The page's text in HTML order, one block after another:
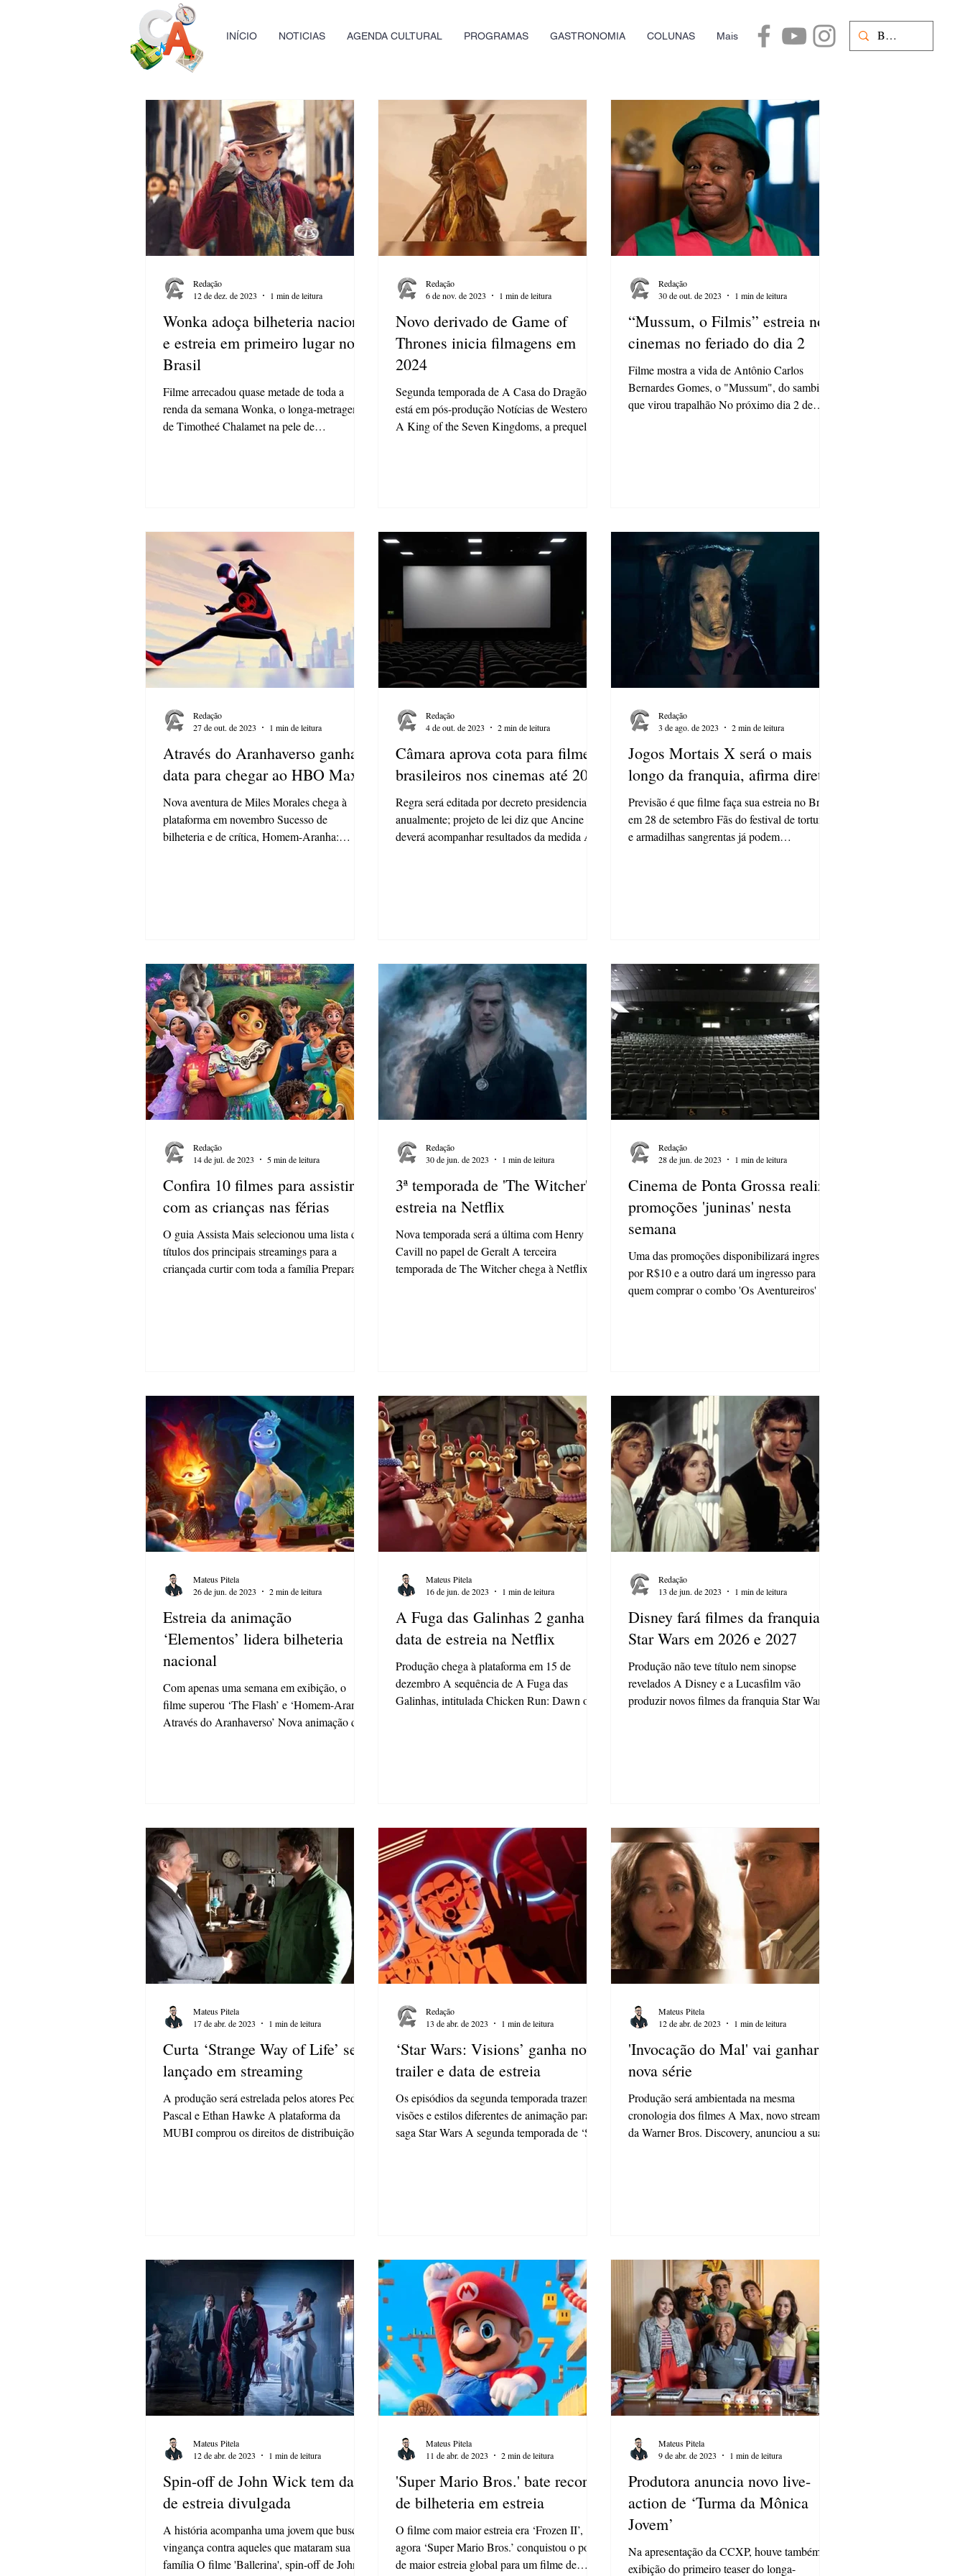
INÍCIO NOTICIAS AGENDA CULTURAL PROGRAMAS GASTRONOMIA COLUNAS Mais
Wonka adoça bilheteria nacional
e estreia em primeiro lugar no
Brasil
Filme arrecadou quase metade de toda a
renda da semana Wonka, o longa-metragem
de Timotheé Chalamet na pele de
Redação
12 de dez. de 2023
1 min de leitura
Novo derivado de Game of
Thrones inicia filmagens em
2024
Segunda temporada de A Casa do Dragão já
está em pós-produção Notícias de Westeros!
A King of the Seven Kingdoms, a prequel de
Redação
6 de nov. de 2023
1 min de leitura
“Mussum, o Filmis” estreia nos
cinemas no feriado do dia 2
Filme mostra a vida de Antônio Carlos
Bernardes Gomes, o "Mussum", do sambista
que virou trapalhão No próximo dia 2 de
Redação
30 de out. de 2023
1 min de leitura
Através do Aranhaverso ganha
data para chegar ao HBO Max
Nova aventura de Miles Morales chega à
plataforma em novembro Sucesso de
bilheteria e de crítica, Homem-Aranha:
Redação
27 de out. de 2023
1 min de leitura
Câmara aprova cota para filmes
brasileiros nos cinemas até 2033
Regra será editada por decreto presidencial
anualmente; projeto de lei diz que Ancine
deverá acompanhar resultados da medida A
Redação
4 de out. de 2023
2 min de leitura
Jogos Mortais X será o mais
longo da franquia, afirma diretor
Previsão é que filme faça sua estreia no Brasil
em 28 de setembro Fãs do festival de torturas
e armadilhas sangrentas já podem
Redação
3 de ago. de 2023
2 min de leitura
Confira 10 filmes para assistir
com as crianças nas férias
O guia Assista Mais selecionou uma lista de
títulos dos principais streamings para a
criançada curtir com toda a família Prepara a
Redação
14 de jul. de 2023
5 min de leitura
3ª temporada de 'The Witcher'
estreia na Netflix
Nova temporada será a última com Henry
Cavill no papel de Geralt A terceira
temporada de The Witcher chega à Netflix
Redação
30 de jun. de 2023
1 min de leitura
Cinema de Ponta Grossa realiza
promoções 'juninas' nesta
semana
Uma das promoções disponibilizará ingressos
por R$10 e a outro dará um ingresso para
quem comprar o combo 'Os Aventureiros' O...
Redação
28 de jun. de 2023
1 min de leitura
Estreia da animação
‘Elementos’ lidera bilheteria
nacional
Com apenas uma semana em exibição, o
filme superou ‘The Flash’ e ‘Homem-Aranha:
Através do Aranhaverso’ Nova animação da
Mateus Pitela
26 de jun. de 2023
2 min de leitura
A Fuga das Galinhas 2 ganha
data de estreia na Netflix
Produção chega à plataforma em 15 de
dezembro A sequência de A Fuga das
Galinhas, intitulada Chicken Run: Dawn of
Mateus Pitela
16 de jun. de 2023
1 min de leitura
Disney fará filmes da franquia
Star Wars em 2026 e 2027
Produção não teve título nem sinopse
revelados A Disney e a Lucasfilm vão
produzir novos filmes da franquia Star Wars.
Redação
13 de jun. de 2023
1 min de leitura
Curta ‘Strange Way of Life’ será
lançado em streaming
A produção será estrelada pelos atores Pedro
Pascal e Ethan Hawke A plataforma da
MUBI comprou os direitos de distribuição do
Mateus Pitela
17 de abr. de 2023
1 min de leitura
‘Star Wars: Visions’ ganha novo
trailer e data de estreia
Os episódios da segunda temporada trazem
visões e estilos diferentes de animação para a
saga Star Wars A segunda temporada de ‘Star
Redação
13 de abr. de 2023
1 min de leitura
'Invocação do Mal' vai ganhar
nova série
Produção será ambientada na mesma
cronologia dos filmes A Max, novo streaming
da Warner Bros. Discovery, anunciou a sua
Mateus Pitela
12 de abr. de 2023
1 min de leitura
Spin-off de John Wick tem data
de estreia divulgada
A história acompanha uma jovem que busca
vingança contra aqueles que mataram sua
família O filme 'Ballerina', spin-off de John
Mateus Pitela
12 de abr. de 2023
1 min de leitura
'Super Mario Bros.' bate recorde
de bilheteria em estreia
O filme com maior estreia era ‘Frozen II’,
agora ‘Super Mario Bros.’ conquistou o posto
de maior estreia global para um filme de
Mateus Pitela
11 de abr. de 2023
2 min de leitura
Produtora anuncia novo live-
action de ‘Turma da Mônica
Jovem’
Na apresentação da CCXP, houve também a
exibição do primeiro teaser do longa-
Mateus Pitela
9 de abr. de 2023
1 min de leitura